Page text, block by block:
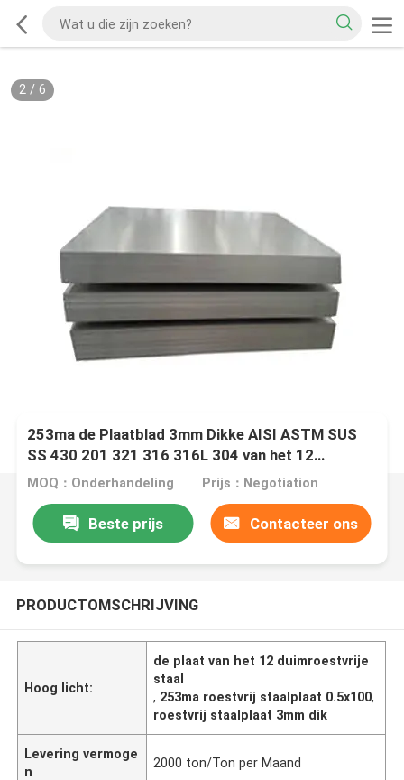
2/ 6
253ma de Plaatblad 3mm Dikke AISI ASTM SUS
SS 430 201 321 316 316L 304 van het 12
Duimroestvrije staal
MOQ：Onderhandeling Prijs：Negotiation
Beste prijs Contacteer ons
PRODUCTOMSCHRIJVING
Hoog licht:
de plaat van het 12 duimroestvrije
staal
, 253ma roestvrij staalplaat 0.5x100,
roestvrij staalplaat 3mm dik
Levering vermoge
n
2000 ton/Ton per Maand